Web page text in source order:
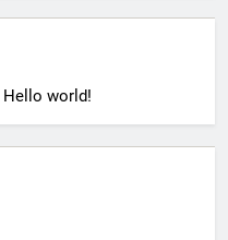
Hello world!